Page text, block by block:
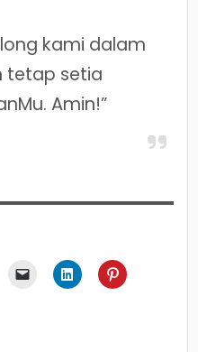
kami dalam
tetap setia
Amin!”